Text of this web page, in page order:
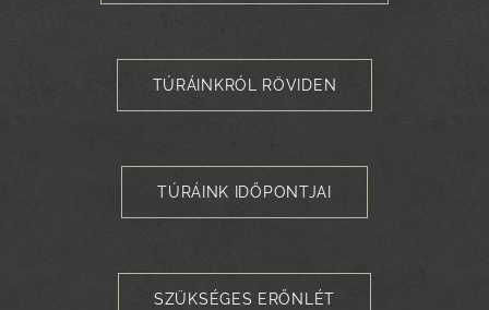
TÚRÁINKRÓL RÖVIDEN
TÚRÁINK IDŐPONTJAI
SZÜKSÉGES ERŐNLÉT